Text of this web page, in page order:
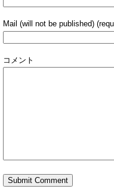
Mail (will not be published)
コメント